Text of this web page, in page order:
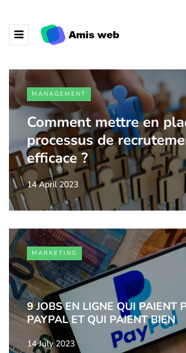
MANAGEMENT
Comment mettre en
processus de
efficace ?
14 April 2023
MARKETING
9 JOBS EN LIGNE QUI PAIENT
PAYPAL ET QUI PAIENT BIEN
14 July 2023